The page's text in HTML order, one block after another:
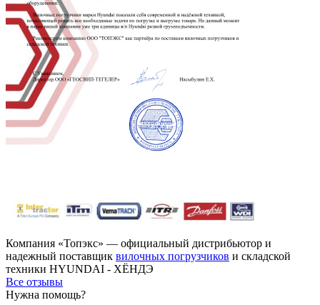
Компания «Топэкс» — официальный дистрибьютор и
надежный поставщик вилочных погрузчиков и складской
техники HYUNDAI - ХЁНДЭ
Все отзывы
Нужна помощь?